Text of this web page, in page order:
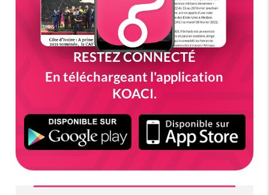
RESTEZ CONNECTÉ
En téléchargeant l'application
KOACI.